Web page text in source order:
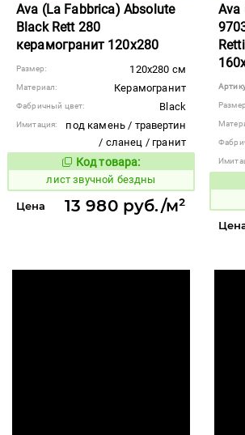
Ava (La Fabbrica) Absolute
Black Rett 280
керамогранит 120x280
Размер: 120x280 см
Материал: Керамогранит
Фабричный цвет: Black
Имитация:
под камень / травертин
/ сланец / гранит
Код товара:
878752 Код товара:
лист звучной бездны
Цена 13 980 руб./м²
Ava